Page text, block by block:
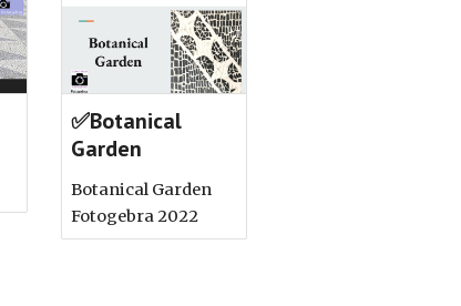
✅Botanical
Garden
Botanical Garden
Fotogebra 2022